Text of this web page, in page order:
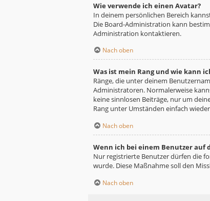
Wie verwende ich einen Avatar?
In deinem persönlichen Bereich
Die Board-Administration kann
Administration kontaktieren.
Nach oben
Was ist mein Rang und wie kann
Ränge, die unter deinem
Administratoren. Normalerweise
keine sinnlosen Beiträge, nur um
Rang unter Umständen einfach
Nach oben
Wenn ich bei einem Benutzer auf
Nur registrierte Benutzer dürfen die
wurde. Diese Maßnahme soll den
Nach oben